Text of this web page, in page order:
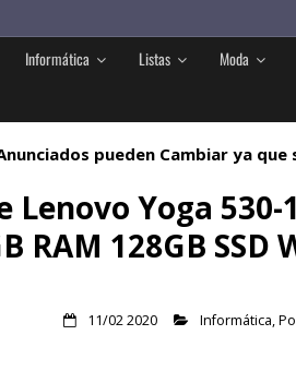
Informática Listas Moda
pueden Cambiar ya
Yoga 530-
RAM 128GB SSD
11/02 2020 Informática,